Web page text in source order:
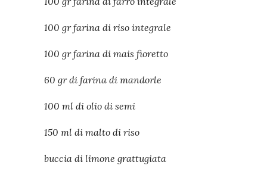
100 gr farina di riso integrale
100 gr farina di mais fioretto
60 gr di farina di mandorle
100 ml di olio di semi
150 ml di malto di riso
buccia di limone grattugiata